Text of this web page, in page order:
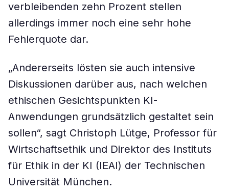
verbleibenden zehn Prozent stellen
allerdings immer noch eine sehr hohe
Fehlerquote dar.
„Andererseits lösten sie auch intensive
Diskussionen darüber aus, nach welchen
ethischen Gesichtspunkten KI-
Anwendungen grundsätzlich gestaltet sein
sollen“, sagt Christoph Lütge, Professor für
Wirtschaftsethik und Direktor des Instituts
für Ethik in der KI (IEAI) der Technischen
Universität München.